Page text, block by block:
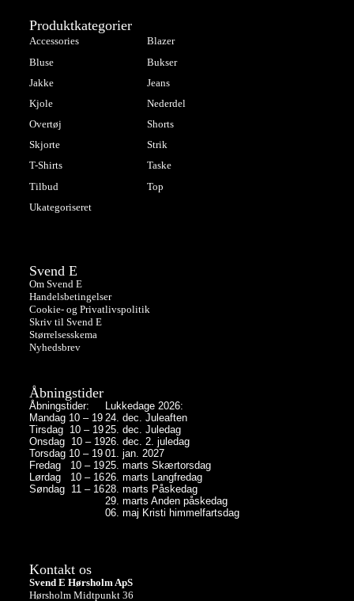
Produktkategorier
Accessories
Blazer
Bluse
Bukser
Jakke
Jeans
Kjole
Nederdel
Overtøj
Shorts
Skjorte
Strik
T-Shirts
Taske
Tilbud
Top
Ukategoriseret
Svend E
Om Svend E
Handelsbetingelser
Cookie- og Privatlivspolitik
Skriv til Svend E
Størrelsesskema
Nyhedsbrev
Åbningstider
Åbningstider:
Mandag 10 – 19
Tirsdag 10 – 19
Onsdag 10 – 19
Torsdag 10 – 19
Fredag 10 – 19
Lørdag 10 – 16
Søndag 11 – 16
Lukkedage 2026:
24. dec. Juleaften
25. dec. Juledag
26. dec. 2. juledag
01. jan. 2027
25. marts Skærtorsdag
26. marts Langfredag
28. marts Påskedag
29. marts Anden påskedag
06. maj Kristi himmelfartsdag
Kontakt os
Svend E Hørsholm ApS
Hørsholm Midtpunkt 36